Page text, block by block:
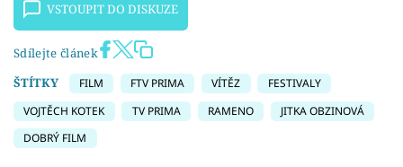
VSTOUPIT DO DISKUZE
Sdílejte článek
ŠTÍTKY
FILM FTV PRIMA VÍTĚZ
FESTIVALY
VOJTĚCH KOTEK
TV PRIMA RAMENO
JITKA OBZINOVÁ
DOBRÝ FILM